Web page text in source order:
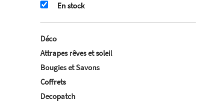
En stock
Déco
Attrapes rêves et soleil
Bougies et Savons
Coffrets
Decopatch